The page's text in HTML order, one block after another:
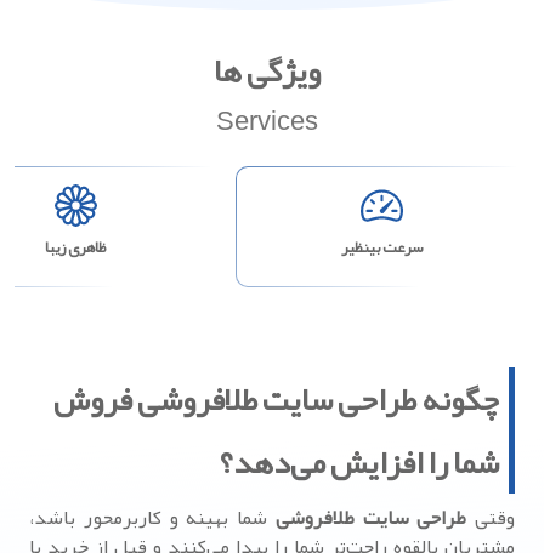
ویژگی ها
Services
سرعت بینظیر ظاهری زیبا
چگونه طراحی سایت طلافروشی فروش
شما را افزایش می‌دهد؟
وقتی طراحی سایت طلافروشی شما بهینه و کاربرمحور باشد،